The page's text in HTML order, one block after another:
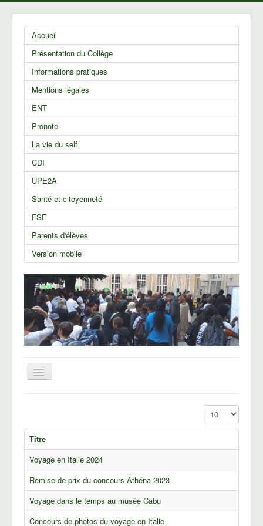
Accueil
Présentation du Collège
Informations pratiques
Mentions légales
ENT
Pronote
La vie du self
CDI
UPE2A
Santé et citoyenneté
FSE
Parents d'élèves
Version mobile
Basculer
la
Le Pôle basket
Voyages et sorties
Blog des Hellenautes
Affichage #
Titre
Voyage en Italie 2024
Remise de prix du concours Athéna 2023
Voyage dans le temps au musée Cabu
Concours de photos du voyage en Italie